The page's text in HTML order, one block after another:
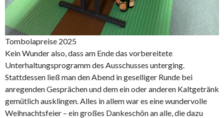
Tombolapreise 2025
Kein Wunder also, dass am Ende das vorbereitete
Unterhaltungsprogramm des Ausschusses unterging.
Stattdessen ließ man den Abend in geselliger Runde bei
anregenden Gesprächen und dem ein oder anderen Kaltgetränk
gemütlich ausklingen. Alles in allem war es eine wundervolle
Weihnachtsfeier – ein großes Dankeschön an alle, die dazu